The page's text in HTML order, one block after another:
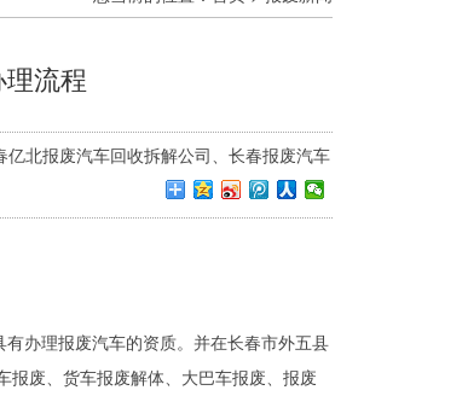
流程
北报废汽车回收拆解公司、长春报废汽车
办理报废汽车的资质。并在长春市外五县
废、货车报废解体、大巴车报废、报废